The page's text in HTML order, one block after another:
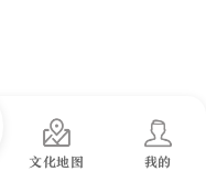
文化地图 我的